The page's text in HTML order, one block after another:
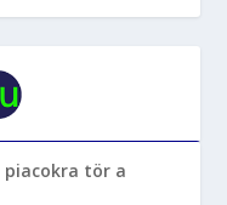
piacokra tör a